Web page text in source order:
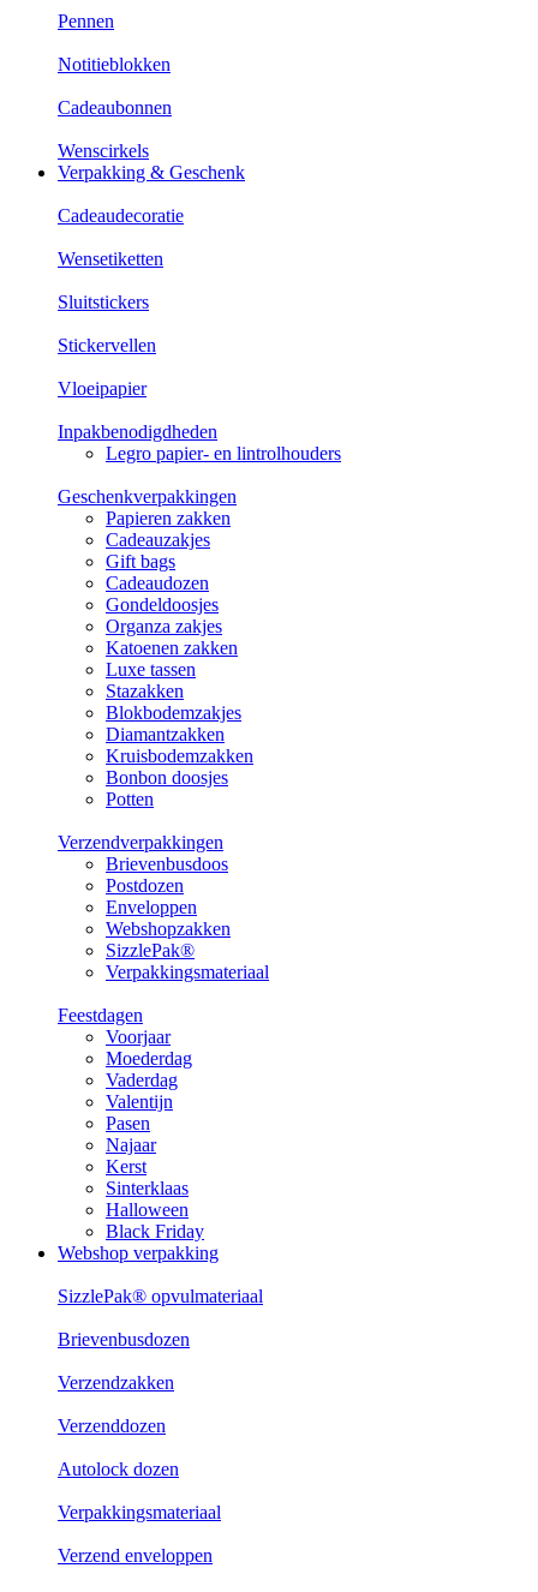
Pennen
Notitieblokken
Cadeaubonnen
Wenscirkels
Verpakking & Geschenk
Cadeaudecoratie
Wensetiketten
Sluitstickers
Stickervellen
Vloeipapier
Inpakbenodigdheden
Legro papier- en lintrolhouders
Geschenkverpakkingen
Papieren zakken
Cadeauzakjes
Gift bags
Cadeaudozen
Gondeldoosjes
Organza zakjes
Katoenen zakken
Luxe tassen
Stazakken
Blokbodemzakjes
Diamantzakken
Kruisbodemzakken
Bonbon doosjes
Potten
Verzendverpakkingen
Brievenbusdoos
Postdozen
Enveloppen
Webshopzakken
SizzlePak®
Verpakkingsmateriaal
Feestdagen
Voorjaar
Moederdag
Vaderdag
Valentijn
Pasen
Najaar
Kerst
Sinterklaas
Halloween
Black Friday
Webshop verpakking
SizzlePak® opvulmateriaal
Brievenbusdozen
Verzendzakken
Verzenddozen
Autolock dozen
Verpakkingsmateriaal
Verzend enveloppen